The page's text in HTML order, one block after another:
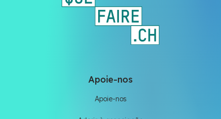
Apoie-nos
Apoie-nos